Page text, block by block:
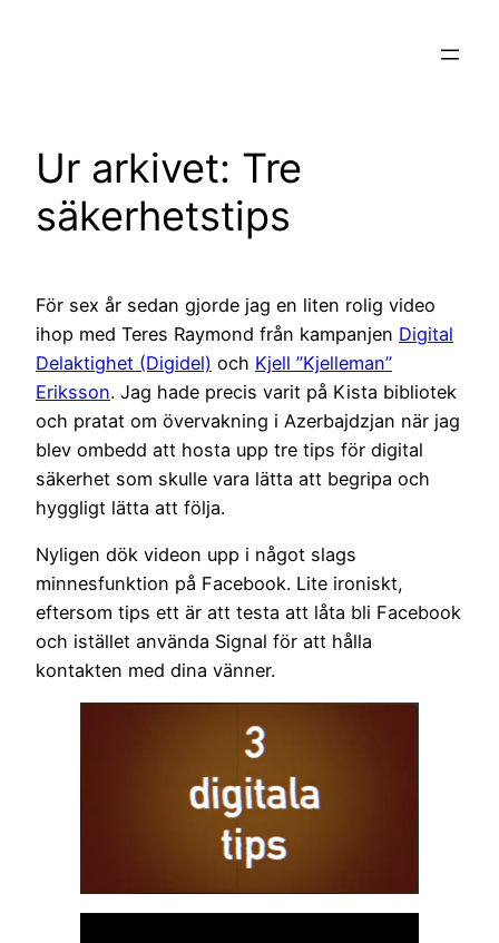
Ur arkivet: Tre
säkerhetstips
För sex år sedan gjorde jag en liten rolig video
ihop med Teres Raymond från kampanjen Digital
Delaktighet (Digidel) och Kjell ”Kjelleman”
Eriksson. Jag hade precis varit på Kista bibliotek
och pratat om övervakning i Azerbajdzjan när jag
blev ombedd att hosta upp tre tips för digital
säkerhet som skulle vara lätta att begripa och
hyggligt lätta att följa.
Nyligen dök videon upp i något slags
minnesfunktion på Facebook. Lite ironiskt,
eftersom tips ett är att testa att låta bli Facebook
och istället använda Signal för att hålla
kontakten med dina vänner.